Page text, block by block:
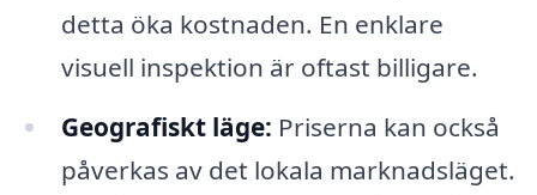
detta öka kostnaden. En enklare
visuell inspektion är oftast billigare.
Geografiskt läge: Priserna kan också
påverkas av det lokala marknadsläget.